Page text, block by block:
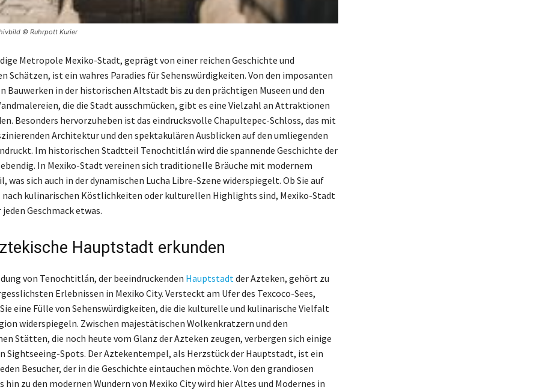
© Ruhrpott Kurier
Metropole Mexiko-Stadt, geprägt von einer reichen Geschichte und
Schätzen, ist ein wahres Paradies für Sehenswürdigkeiten. Von den imposanten
Bauwerken in der historischen Altstadt bis zu den prächtigen Museen und den
die die Stadt ausschmücken, gibt es eine Vielzahl an Attraktionen
Besonders hervorzuheben ist das eindrucksvolle Chapultepec-Schloss, das mit
Architektur und den spektakulären Ausblicken auf den umliegenden
Im historischen Stadtteil Tenochtitlán wird die spannende Geschichte der
In Mexiko-Stadt vereinen sich traditionelle Bräuche mit modernem
was sich auch in der dynamischen Lucha Libre-Szene widerspiegelt. Ob Sie auf
nach kulinarischen Köstlichkeiten oder kulturellen Highlights sind, Mexiko-Stadt
Geschmack etwas.
Hauptstadt erkunden
von Tenochtitlán, der beeindruckenden Hauptstadt der Azteken, gehört zu
Erlebnissen in Mexiko City. Versteckt am Ufer des Texcoco-Sees,
eine Fülle von Sehenswürdigkeiten, die die kulturelle und kulinarische Vielfalt
widerspiegeln. Zwischen majestätischen Wolkenkratzern und den
Stätten, die noch heute vom Glanz der Azteken zeugen, verbergen sich einige
Sightseeing-Spots. Der Aztekentempel, als Herzstück der Hauptstadt, ist ein
Besucher, der in die Geschichte eintauchen möchte. Von den grandiosen
hin zu den modernen Wundern von Mexiko City wird hier Altes und Modernes in